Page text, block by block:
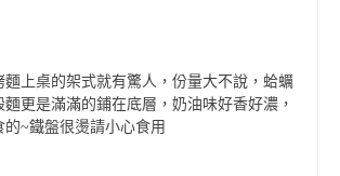
麵上桌的架式就有驚人，份量大不說，蛤蠣
更是滿滿的鋪在底層，奶油味好香好濃，
的~鐵盤很燙請小心食用